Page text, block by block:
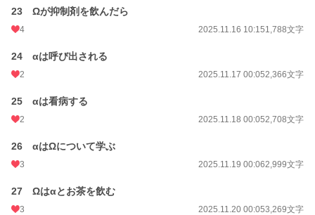
23 Ωが抑制剤を飲んだら
4 2025.11.16 10:151,788文字
24 αは呼び出される
2 2025.11.17 00:052,366文字
25 αは看病する
2 2025.11.18 00:052,708文字
26 αはΩについて学ぶ
3 2025.11.19 00:062,999文字
27 Ωはαとお茶を飲む
3 2025.11.20 00:053,269文字